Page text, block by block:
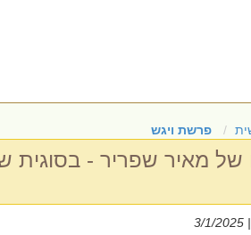
פרשת ויגש
של מאיר שפריר - בסוגית
| 3/1/2025